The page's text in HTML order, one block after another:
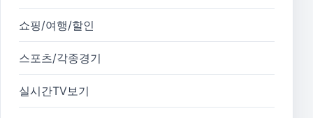
쇼핑/여행/할인
스포츠/각종경기
실시간TV보기